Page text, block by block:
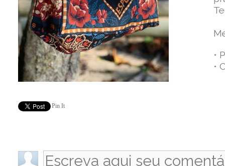
Pin It
•
•